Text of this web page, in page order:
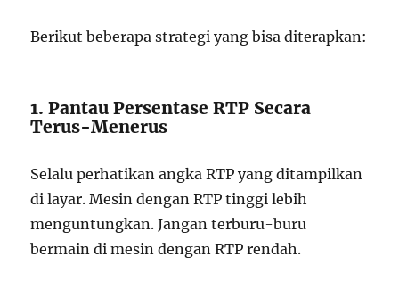
Berikut beberapa strategi yang bisa diterapkan:
1. Pantau Persentase RTP Secara
Terus-Menerus
Selalu perhatikan angka RTP yang ditampilkan
di layar. Mesin dengan RTP tinggi lebih
menguntungkan. Jangan terburu-buru
bermain di mesin dengan RTP rendah.